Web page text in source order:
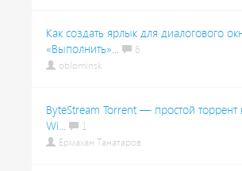
Как создать ярлык для диалогового
«Выполнить»...
6
oblominsk
ByteStream Torrent — простой торрент
Wi...
1
Ермахан Танатаров